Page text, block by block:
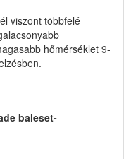
viszont többfelé
hőmérséklet 9-
baleset-